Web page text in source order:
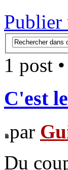
Publier
1 post
C'est
par
Du